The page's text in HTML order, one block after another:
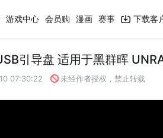
游戏中心 会员购 漫画 赛事 下载客
引导盘 适用于黑群晖
07:30:22 未经作者授权，禁止转载